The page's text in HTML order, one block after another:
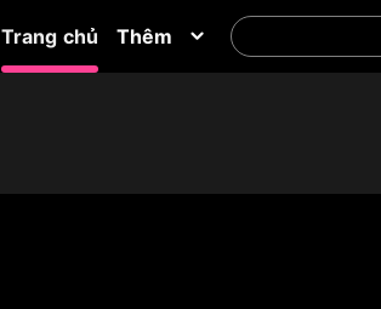
Trang chủ Thêm